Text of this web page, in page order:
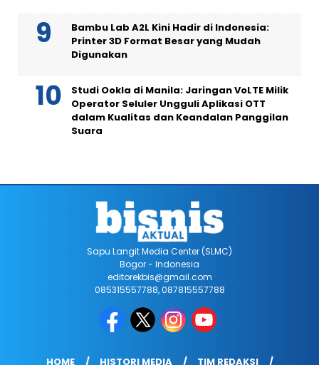
Bambu Lab A2L Kini Hadir di Indonesia:
Printer 3D Format Besar yang Mudah
Digunakan
Studi Ookla di Manila: Jaringan VoLTE Milik
Operator Seluler Ungguli Aplikasi OTT
dalam Kualitas dan Keandalan Panggilan
Suara
Sapu Langit Media Center (SLMC)
Bogor - Indonesia
editorekbis@gmail.com
085315557788, 087815557788
HOME HISTORI MEDIA TIM REDAKSI